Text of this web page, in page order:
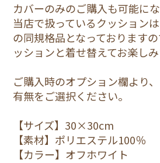
カバーのみのご購入も可能に
当店で扱っているクッション
の同規格品となっております
ッションと着せ替えてお楽し
ご購入時のオプション欄より
有無をご選択ください。
【サイズ】30×30cm
【素材】ポリエステル100％
【カラー】オフホワイト